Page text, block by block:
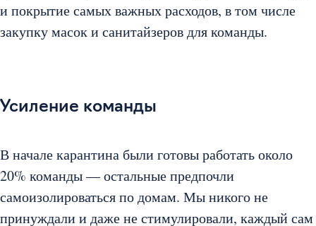
и покрытие самых важных расходов, в том числе
закупку масок и санитайзеров для команды.
Усиление команды
В начале карантина были готовы работать около
20% команды — остальные предпочли
самоизолироваться по домам. Мы никого не
принуждали и даже не стимулировали, каждый сам